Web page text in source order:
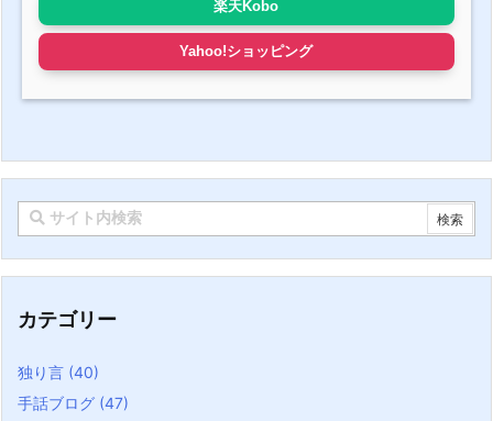
楽天Kobo
Yahoo!ショッピング
カテゴリー
独り言 (40)
手話ブログ (47)